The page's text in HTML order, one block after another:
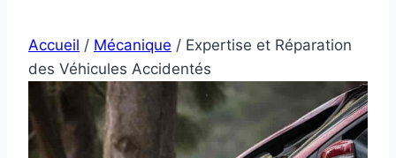
Accueil / Mécanique / Expertise et Réparation
des Véhicules Accidentés